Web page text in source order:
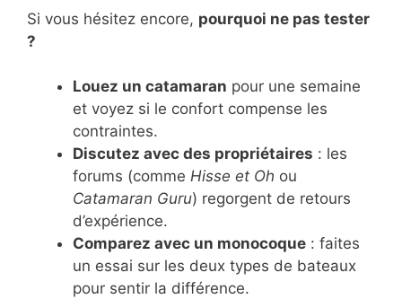
Si vous hésitez encore, pourquoi ne pas tester
?
Louez un catamaran pour une semaine
et voyez si le confort compense les
contraintes.
Discutez avec des propriétaires : les
forums (comme Hisse et Oh ou
Catamaran Guru) regorgent de retours
d’expérience.
Comparez avec un monocoque : faites
un essai sur les deux types de bateaux
pour sentir la différence.